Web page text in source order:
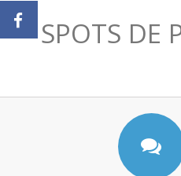
SPOTS DE